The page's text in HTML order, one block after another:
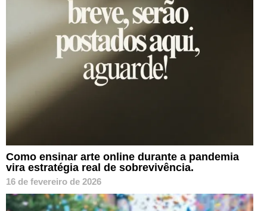
Como ensinar arte online durante a pandemia
vira estratégia real de sobrevivência.
16 de fevereiro de 2026